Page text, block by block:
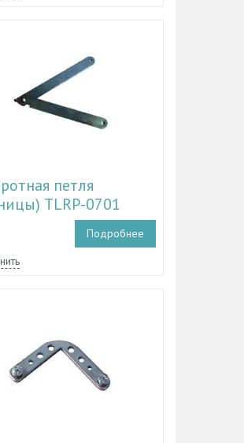
петля
TLRP-0701
Подробнее